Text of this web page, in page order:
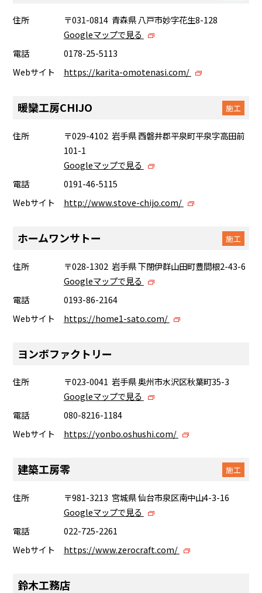
住所
〒031-0814 青森県 八戸市妙字花生8-128
Googleマップで見る
電話
0178-25-5113
Webサイト
https://karita-omotenasi.com/
暖欒工房CHIJO 施工
住所
〒029-4102 岩手県 西磐井郡平泉町平泉字高田前
101-1
Googleマップで見る
電話
0191-46-5115
Webサイト
http://www.stove-chijo.com/
ホームワンサトー 施工
住所
〒028-1302 岩手県 下閉伊群山田町豊間根2-43-6
Googleマップで見る
電話
0193-86-2164
Webサイト
https://home1-sato.com/
ヨンボファクトリー
住所
〒023-0041 岩手県 奥州市水沢区秋葉町35-3
Googleマップで見る
電話
080-8216-1184
Webサイト
https://yonbo.oshushi.com/
建築工房零 施工
住所
〒981-3213 宮城県 仙台市泉区南中山4-3-16
Googleマップで見る
電話
022-725-2261
Webサイト
https://www.zerocraft.com/
鈴木工務店